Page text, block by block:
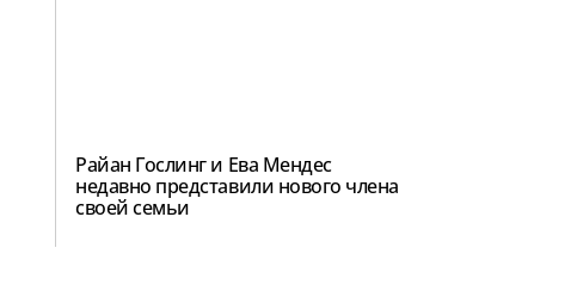
Райан Гослинг и Ева Мендес
недавно представили нового члена
своей семьи